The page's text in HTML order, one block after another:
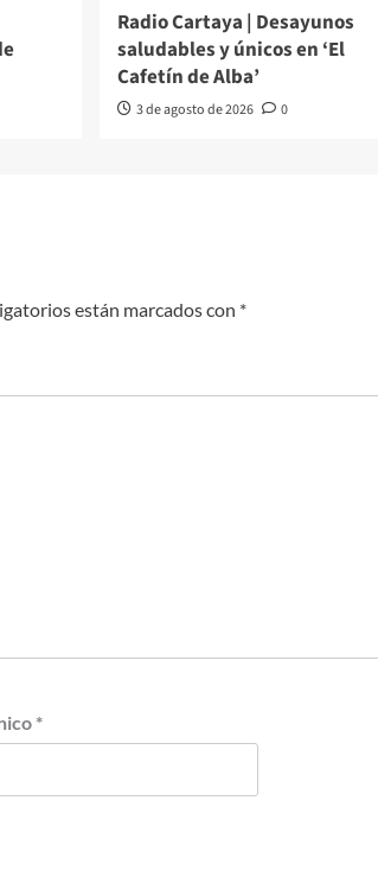
Radio Cartaya | Desayunos
saludables y únicos en ‘El
Cafetín de Alba’
3 de agosto de 2026 0
están marcados con *
*